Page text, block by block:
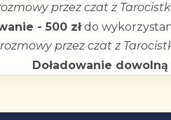
przez czat z
- 500 złdo
przez czat z
Doładowanie